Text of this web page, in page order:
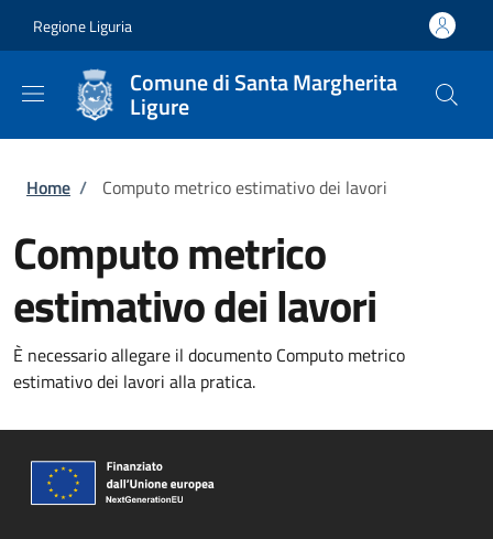
Regione Liguria
Comune di Santa Margherita
Ligure
Briciole di pane
Home / Computo metrico estimativo dei lavori
Computo metrico
estimativo dei lavori
È necessario allegare il documento Computo metrico
estimativo dei lavori alla pratica.